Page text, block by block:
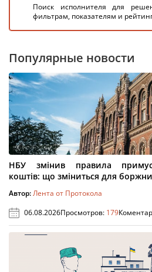
Поиск исполнителя для
фильтрам, показателям и
Популярные новости
НБУ змінив правила
коштів: що зміниться для
Автор:Лента от Протокола
06.08.2026Просмотров: 179